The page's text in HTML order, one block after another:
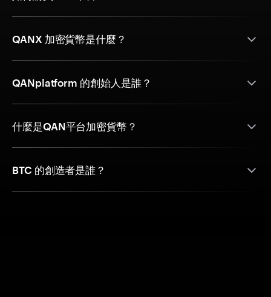
QANX 加密貨幣是什麼？
QANplatform 的創始人是誰？
什麼是QAN平台加密貨幣？
BTC 的創造者是誰？